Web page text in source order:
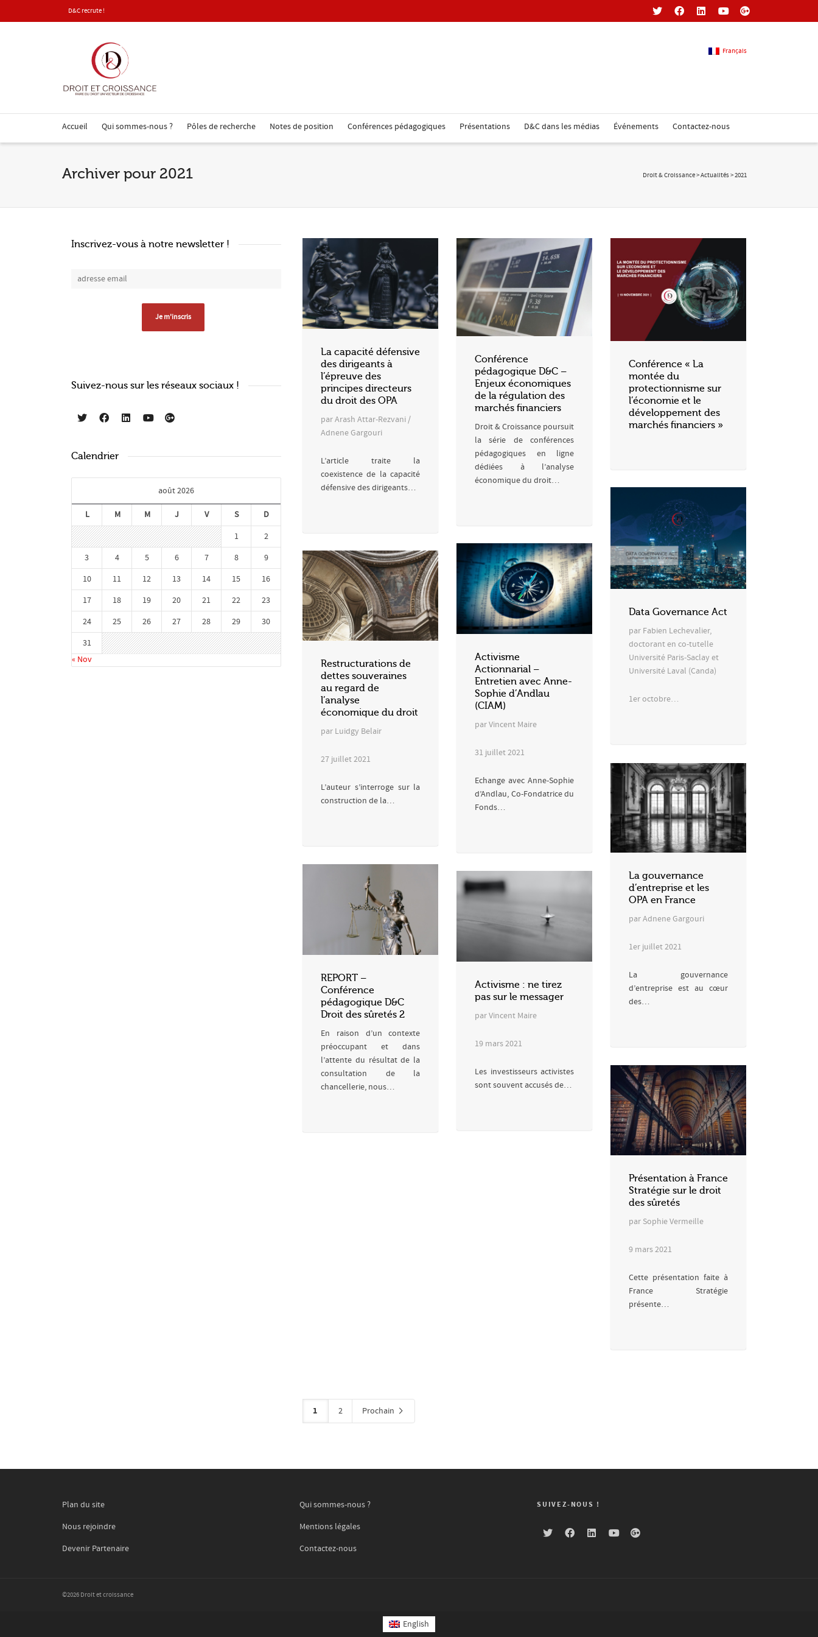
D&C recrute !
Français
Anglais
Accueil Qui sommes-nous ? Pôles de recherche Notes de position Conférences pédagogiques Présentations D&C dans les médias Événements Contactez-nous
Archiver pour 2021 Droit & Croissance>Actualités>2021
La capacité défensive
des dirigeants à
l’épreuve des
principes directeurs
du droit des OPA
par Arash Attar-Rezvani /
Adnene Gargouri
L’article traite la
coexistence de la capacité
défensive des dirigeants…
Conférence
pédagogique D&C –
Enjeux économiques
de la régulation des
marchés financiers
Droit & Croissance poursuit
la série de conférences
pédagogiques en ligne
dédiées à l’analyse
économique du droit…
Conférence « La
montée du
protectionnisme sur
l’économie et le
développement des
marchés financiers »
Data Governance Act
par Fabien Lechevalier,
doctorant en co-tutelle
Université Paris-Saclay et
Université Laval (Canda)
1er octobre…
Activisme
Actionnarial –
Entretien avec Anne-
Sophie d’Andlau
(CIAM)
par Vincent Maire
31 juillet 2021
Echange avec Anne-Sophie
d’Andlau, Co-Fondatrice du
Fonds…
Restructurations de
dettes souveraines
au regard de
l’analyse
économique du droit
par Luidgy Belair
27 juillet 2021
L’auteur s’interroge sur la
construction de la…
La gouvernance
d’entreprise et les
OPA en France
par Adnene Gargouri
1er juillet 2021
La gouvernance
d’entreprise est au cœur
des…
REPORT –
Conférence
pédagogique D&C
Droit des sûretés 2
En raison d’un contexte
préoccupant et dans
l’attente du résultat de la
consultation de la
chancellerie, nous…
Activisme : ne tirez
pas sur le messager
par Vincent Maire
19 mars 2021
Les investisseurs activistes
sont souvent accusés de…
Présentation à France
Stratégie sur le droit
des sûretés
par Sophie Vermeille
9 mars 2021
Cette présentation faite à
France Stratégie
présente…
1 2 Prochain
Inscrivez-vous à notre newsletter !
Suivez-nous sur les réseaux sociaux !
Calendrier
août 2026
L M M J V S
D
1
2
3
4 5 6 7 8
9
10
11 12 13 14 15
16
17
18 19 20 21 22
23
24
25 26 27 28 29
30
31
« Nov
Plan du site
Nous rejoindre
Devenir Partenaire
Qui sommes-nous ?
Mentions légales
Contactez-nous
SUIVEZ-NOUS !
©2026 Droit et croissance
English